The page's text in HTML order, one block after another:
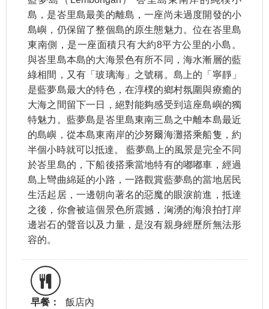
島，是峇里島最美的離島，一座尚未過度開發的小
島嶼，仍保留了整個島的原生態魅力。位在峇里島
東南側，是一座面積只有大約8平方公里的小島。
與峇里島本島的大海景色有所不同，海水漸層的藍
綠相間，又有「玻璃海」之號稱。島上的「寧靜」
是藍夢島最大的特色，在淳樸的鄉村氛圍與療癒的
大海之間留下一日，絕對能夠感受到這座島嶼的獨
特魅力。藍夢島是峇里島東南三島之中離本島最近
的島嶼，從本島東南岸的沙努爾海灘搭乘船隻，約
半個小時就可以抵達。 藍夢島上的風景是完全不同
於峇里島的，下船後搭乘當地特有的嘟嘟車，經過
島上彎曲綿延的小路，一路觀賞藍夢島的當地居民
生活起居，一邊朝向著名的惡魔的眼淚前進，抵達
之後，你會被這個景色所震撼，洶湧的海浪拍打岸
邊岩石的聲音以及力量，是沒有親身經歷所無法形
容的。
早餐：
飯店內